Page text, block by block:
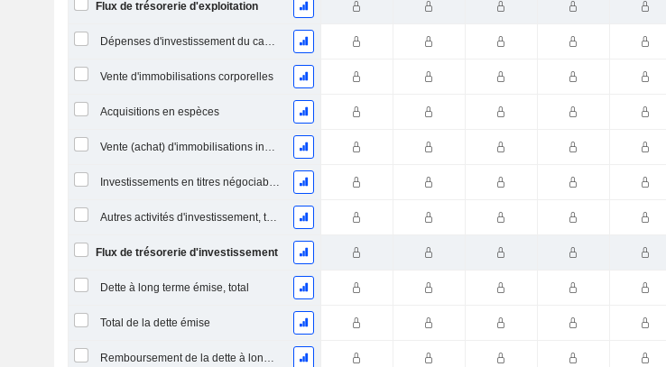
Flux de trésorerie d'exploitation
Dépenses d'investissement du capital (CAPEX)
Vente d'immobilisations corporelles
Acquisitions en espèces
Vente (achat) d'immobilisations incorporelles
Investissements en titres négociables et en actions, total
Autres activités d'investissement, total
Flux de trésorerie d'investissement
Dette à long terme émise, total
Total de la dette émise
Remboursement de la dette à long terme, total